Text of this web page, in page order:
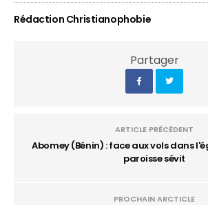
Rédaction Christianophobie
Partager
ARTICLE PRÉCÉDENT
Abomey (Bénin) : face aux vols dans
paroisse sévit
PROCHAIN ARCTICLE